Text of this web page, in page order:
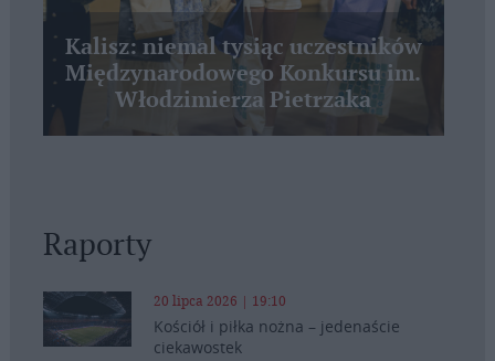
Kalisz: niemal tysiąc uczestników
Międzynarodowego Konkursu im.
Włodzimierza Pietrzaka
Raporty
20 lipca 2026 | 19:10
Kościół i piłka nożna – jedenaście
ciekawostek